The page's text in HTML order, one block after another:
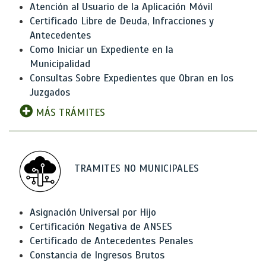
Atención al Usuario de la Aplicación Móvil
Certificado Libre de Deuda, Infracciones y
Antecedentes
Como Iniciar un Expediente en la
Municipalidad
Consultas Sobre Expedientes que Obran en los
Juzgados
MÁS TRÁMITES
TRAMITES NO MUNICIPALES
Asignación Universal por Hijo
Certificación Negativa de ANSES
Certificado de Antecedentes Penales
Constancia de Ingresos Brutos